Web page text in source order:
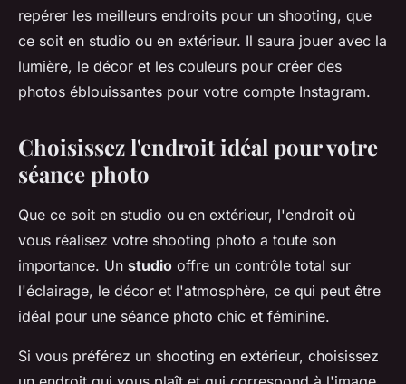
repérer les meilleurs endroits pour un shooting, que
ce soit en studio ou en extérieur. Il saura jouer avec la
lumière, le décor et les couleurs pour créer des
photos éblouissantes pour votre compte Instagram.
Choisissez l'endroit idéal pour votre
séance photo
Que ce soit en studio ou en extérieur, l'endroit où
vous réalisez votre shooting photo a toute son
importance. Un studio offre un contrôle total sur
l'éclairage, le décor et l'atmosphère, ce qui peut être
idéal pour une séance photo chic et féminine.
Si vous préférez un shooting en extérieur, choisissez